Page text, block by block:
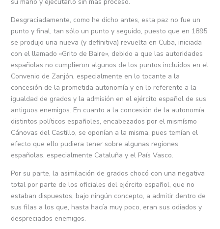
Desgraciadamente, como he dicho antes, esta paz no fue un
punto y final, tan sólo un punto y seguido, puesto que en 1895
se produjo una nueva (y definitiva) revuelta en Cuba, iniciada
con el llamado «Grito de Baire», debido a que las autoridades
españolas no cumplieron algunos de los puntos incluidos en el
Convenio de Zanjón, especialmente en lo tocante a la
concesión de la prometida autonomía y en lo referente a la
igualdad de grados y la admisión en el ejército español de sus
antiguos enemigos. En cuanto a la concesión de la autonomía,
distintos políticos españoles, encabezados por el mismísmo
Cánovas del Castillo, se oponían a la misma, pues temían el
efecto que ello pudiera tener sobre algunas regiones
españolas, especialmente Cataluña y el País Vasco.
Por su parte, la asimilación de grados chocó con una negativa
total por parte de los oficiales del ejército español, que no
estaban dispuestos, bajo ningún concepto, a admitir dentro de
sus filas a los que, hasta hacía muy poco, eran sus odiados y
despreciados enemigos.